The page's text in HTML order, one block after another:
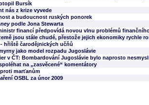
Bursík
nás z krize vyvede
a budoucnost ruských ponorek
podle Jona Stewarta
financí předpovídá novou vlnu problémů
jsou stále chudé, přestože jejich ekonomiky rychle
hřiště čarodějnických učňů
jako model rozpadu Jugoslávie
v ČT: Bombardování Jugoslávie bylo naprosto
na „zasvěcené“ komentátory
marťanům
OSBL za únor 2009